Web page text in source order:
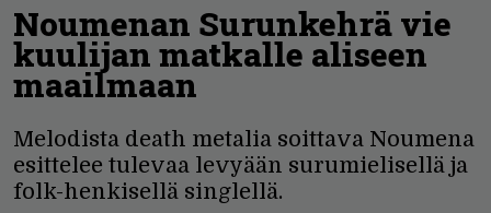
Noumenan Surunkehrä vie
kuulijan matkalle aliseen
maailmaan
Melodista death metalia soittava Noumena
esittelee tulevaa levyään surumielisellä ja
folk-henkisellä singlellä.